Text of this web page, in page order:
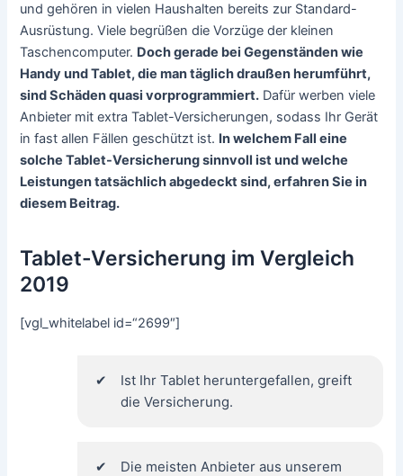
und gehören in vielen Haushalten bereits zur Standard-
Ausrüstung. Viele begrüßen die Vorzüge der kleinen
Taschencomputer. Doch gerade bei Gegenständen wie
Handy und Tablet, die man täglich draußen herumführt,
sind Schäden quasi vorprogrammiert. Dafür werben viele
Anbieter mit extra Tablet-Versicherungen, sodass Ihr Gerät
in fast allen Fällen geschützt ist. In welchem Fall eine
solche Tablet-Versicherung sinnvoll ist und welche
Leistungen tatsächlich abgedeckt sind, erfahren Sie in
diesem Beitrag.
Tablet-Versicherung im Vergleich
2019
[vgl_whitelabel id=“2699″]
Ist Ihr Tablet heruntergefallen, greift
die Versicherung.
Die meisten Anbieter aus unserem